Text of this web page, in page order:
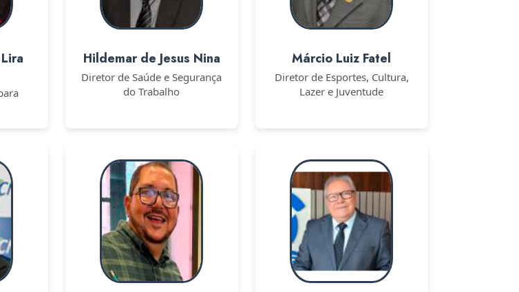
Hildemar de Jesus Nina
Diretor de Saúde e Segurança
do Trabalho
Márcio Luiz Fatel
Diretor de Esportes, Cultura,
Lazer e Juventude